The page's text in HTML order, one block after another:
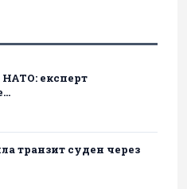
експерт
транзит суден через